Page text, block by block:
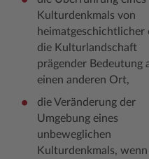
Kulturdenkmals von
heimatgeschichtlicher
die Kulturlandschaft
prägender Bedeutung
einen anderen Ort,
die Veränderung der
Umgebung eines
unbeweglichen
Kulturdenkmals, wenn